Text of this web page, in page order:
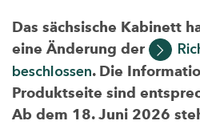
Das sächsische Kabinett
eine Änderung der
beschlossen. Die
Produktseite sind
Ab dem 18. Juni 2026